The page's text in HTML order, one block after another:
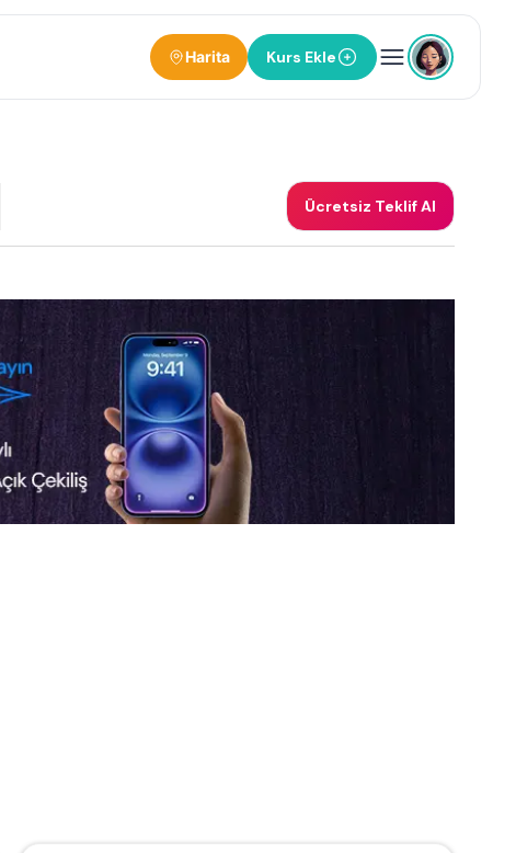
Harita Kurs Ekle
Ücretsiz Teklif Al